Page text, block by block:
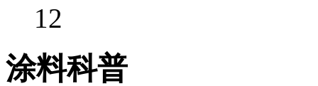
12
涂料科普